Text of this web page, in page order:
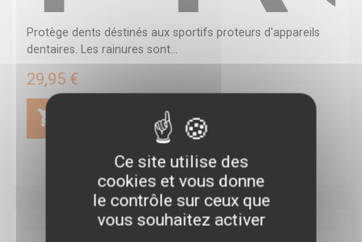
Protège dents déstinés aux sportifs proteurs d'appareils
dentaires. Les rainures sont...
29,95 €
Ce site utilise des
cookies et vous donne
le contrôle sur ceux que
vous souhaitez activer